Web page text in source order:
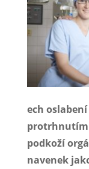
ech
protrhnutím
podkoží
navenek